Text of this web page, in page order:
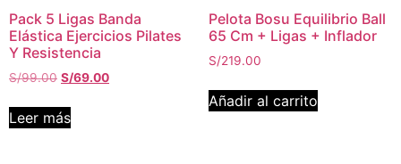
Pack 5 Ligas Banda
Elástica Ejercicios Pilates
Y Resistencia
S/99.00 S/69.00
Leer más
Pelota Bosu Equilibrio Ball
65 Cm + Ligas + Inflador
S/219.00
Añadir al carrito